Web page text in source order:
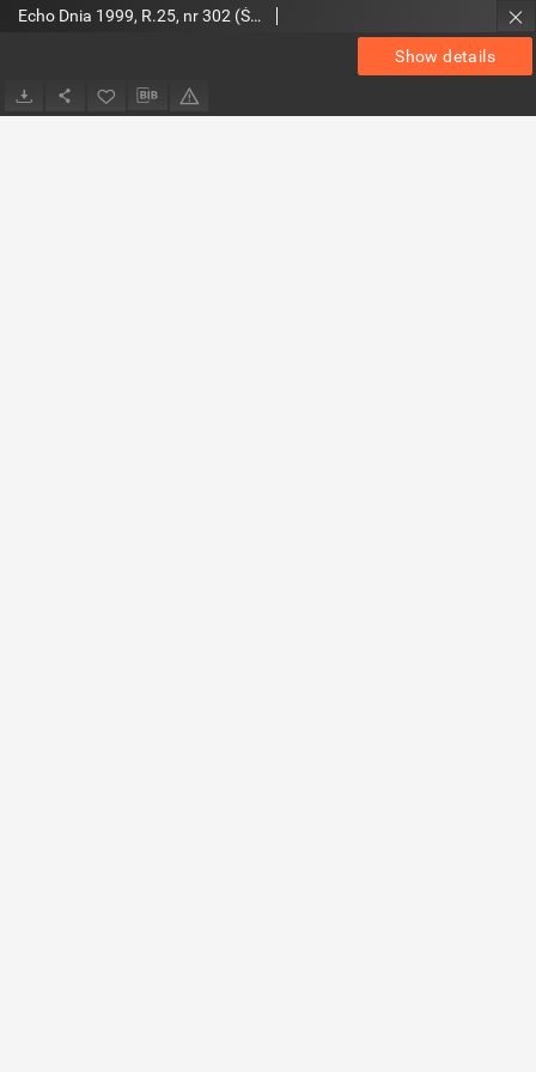
Show details
Echo Dnia 1999, R.25, nr 302 (Świętokrzyskie)